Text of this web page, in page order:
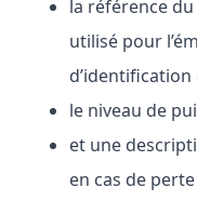
la référence
utilisé pour
le niveau de
et une
en cas de